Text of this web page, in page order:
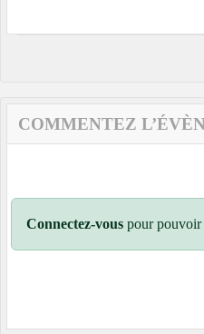
COMMENTEZ
Connectez-vous pour pouvoir